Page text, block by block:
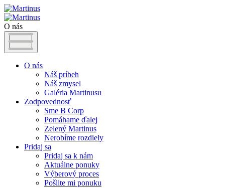
O nás
O nás
Náš príbeh
Náš zmysel
Galéria Martinusu
Zodpovednosť
Sme B Corp
Pomáhame ďalej
Zelený Martinus
Nerobíme rozdiely
Pridaj sa
Pridaj sa k nám
Aktuálne ponuky
Výberový proces
Pošlite mi ponuku